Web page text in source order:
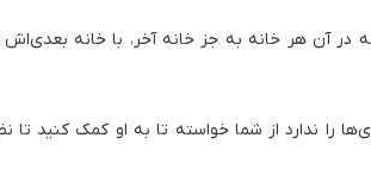
در آن هر خانه به جز خانه آخر، با خانه
را ندارد از شما خواسته تا به او کمک کنید تا